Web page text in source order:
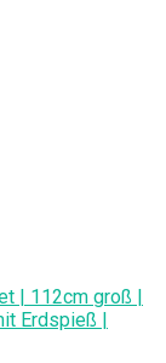
| 112cm groß |
Erdspieß |